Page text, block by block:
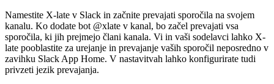
Namestite X-late v Slack in začnite prevajati sporočila na svojem
kanalu. Ko dodate bot @xlate v kanal, bo začel prevajati vsa
sporočila, ki jih prejmejo člani kanala. Vi in vaši sodelavci lahko X-
late pooblastite za urejanje in prevajanje vaših sporočil neposredno v
zavihku Slack App Home. V nastavitvah lahko konfigurirate tudi
privzeti jezik prevajanja.